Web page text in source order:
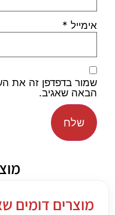
אימייל *
שמור בדפדפן זה את
הבאה שאגיב.
מוצרים דומים